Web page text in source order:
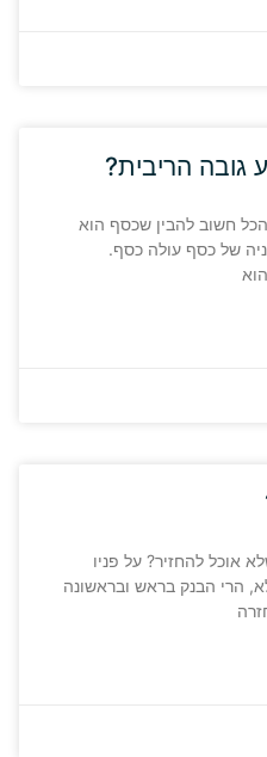
גובה הריבית?
חשוב להבין שכסף הוא
של כסף עולה כסף.
אוכל להחזיר? על פניו
הרי הבנק בראש ובראשונה